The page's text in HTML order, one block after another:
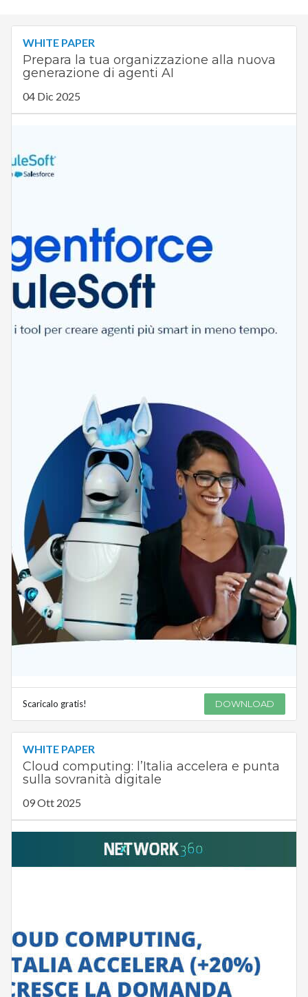
WHITE PAPER
Prepara la tua organizzazione alla nuova
generazione di agenti AI
04 Dic 2025
Scaricalo gratis! DOWNLOAD
WHITE PAPER
Cloud computing: l’Italia accelera e punta
sulla sovranità digitale
09 Ott 2025